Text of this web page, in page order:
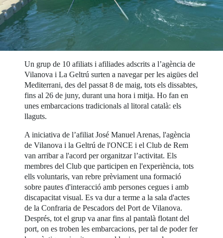
Un grup de 10 afiliats i afiliades adscrits a l’agència de
Vilanova i La Geltrú surten a navegar per les aigües del
Mediterrani, des del passat 8 de maig, tots els dissabtes,
fins al 26 de juny, durant una hora i mitja. Ho fan en
unes embarcacions tradicionals al litoral català: els
llaguts.
A iniciativa de l’afiliat José Manuel Arenas, l'agència
de Vilanova i la Geltrú de l'ONCE i el Club de Rem
van arribar a l'acord per organitzar l’activitat. Els
membres del Club que participen en l'experiència, tots
ells voluntaris, van rebre prèviament una formació
sobre pautes d'interacció amb persones cegues i amb
discapacitat visual. Es va dur a terme a la sala d'actes
de la Confraria de Pescadors del Port de Vilanova.
Després, tot el grup va anar fins al pantalà flotant del
port, on es troben les embarcacions, per tal de poder fer